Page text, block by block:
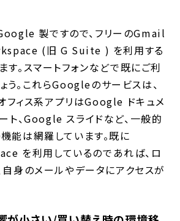
製ですので、フリーのGmail
(旧 G Suite ) を利用する
す。スマートフォンなどで既にご利
う。これらGoogleのサービスは、
フィス系アプリはGoogle ドキュメ
ート、Google スライドなど、一般的
能は網羅しています。既に
を利用しているのであれば、ロ
自身のメールやデータにアクセスが